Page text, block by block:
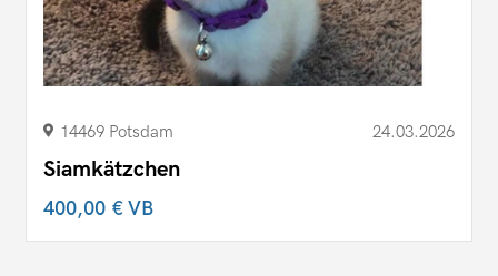
14469 Potsdam 24.03.2026
Siamkätzchen
400,00 €VB